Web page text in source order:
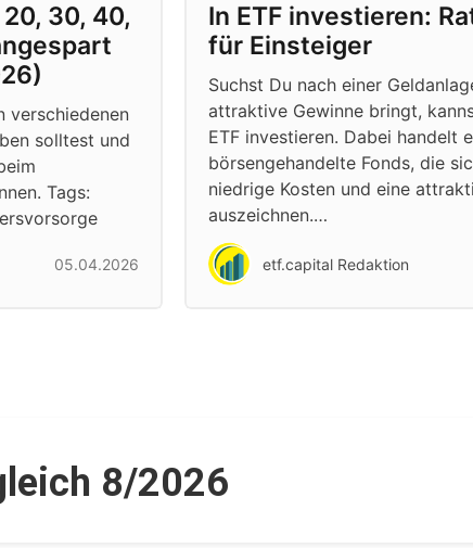
30, 40,
verschiedenen
solltest und
Tags:
05.04.2026
In ETF investieren:
für Einsteiger
Suchst Du nach einer
attraktive Gewinne bringt,
ETF investieren. Dabei handelt
börsengehandelte Fonds, die
niedrige Kosten und eine
auszeichnen.…
etf.capital Redaktion